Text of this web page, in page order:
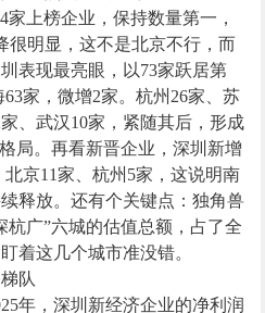
家上榜企业，保持数量第一，
很明显，这不是北京不行，而
表现最亮眼，以73家跃居第
家，微增2家。杭州26家、苏
、武汉10家，紧随其后，形成
局。再看新晋企业，深圳新增
京11家、杭州5家，这说明南
释放。还有个关键点：独角兽
杭广”六城的估值总额，占了全
着这几个城市准没错。
队
年，深圳新经济企业的净利润